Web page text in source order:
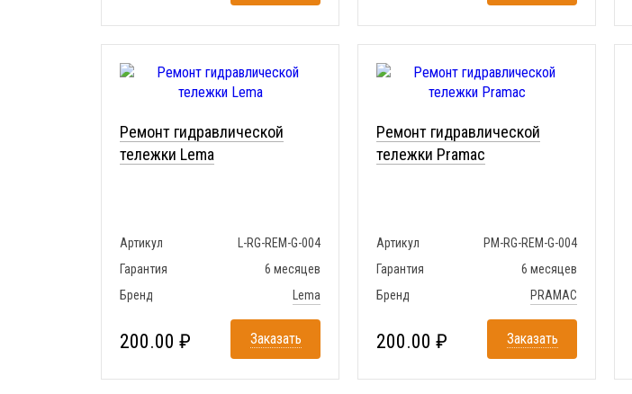
Ремонт гидравлической
тележки Lema
Артикул
L-RG-REM-G-004
Гарантия
6 месяцев
Бренд
Lema
200.00 ₽ Заказать
Ремонт гидравлической
тележки Pramac
Артикул
PM-RG-REM-G-004
Гарантия
6 месяцев
Бренд
PRAMAC
200.00 ₽ Заказать